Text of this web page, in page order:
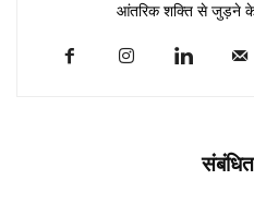
आंतरिक शक्ति से जुड़ने के